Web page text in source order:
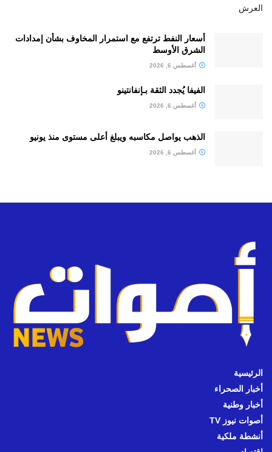
العرش
أسعار النفط ترتفع مع استمرار المخاوف بشأن إمدادات
الشرق الأوسط
أغسطس 6, 2026
الفيفا يُجدد الثقة بـإنفانتينو
أغسطس 6, 2026
الذهب يواصل مكاسبه ويبلغ أعلى مستوى منذ يونيو
أغسطس 6, 2026
الرئيسية
أخبار الصحراء
أخبار وطنية
أصوات نيوز TV
أنشطة ملكية